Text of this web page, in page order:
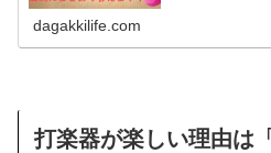
dagakkilife.com
打楽器が楽しい理由は